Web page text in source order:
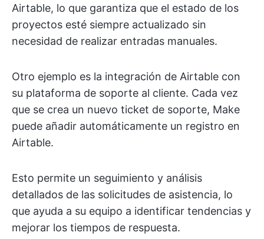
Airtable, lo que garantiza que el estado de los
proyectos esté siempre actualizado sin
necesidad de realizar entradas manuales.
Otro ejemplo es la integración de Airtable con
su plataforma de soporte al cliente. Cada vez
que se crea un nuevo ticket de soporte, Make
puede añadir automáticamente un registro en
Airtable.
Esto permite un seguimiento y análisis
detallados de las solicitudes de asistencia, lo
que ayuda a su equipo a identificar tendencias y
mejorar los tiempos de respuesta.